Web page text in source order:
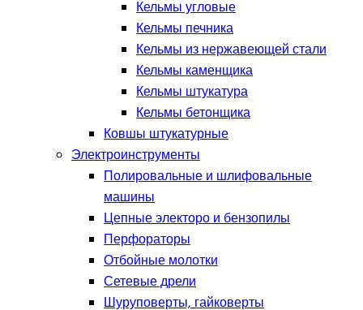
Кельмы угловые
Кельмы печника
Кельмы из нержавеющей стали
Кельмы каменщика
Кельмы штукатура
Кельмы бетонщика
Ковшы штукатурные
Электроинструменты
Полировальные и шлифовальные
машины
Цепные электоро и бензопилы
Перфораторы
Отбойные молотки
Сетевые дрели
Шуруповерты, гайковерты